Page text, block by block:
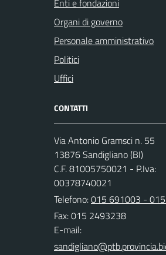
Enti e fondazioni
Organi di governo
Personale amministrativo
Politici
Uffici
CONTATTI
Via Antonio Gramsci n. 55
13876 Sandigliano (BI)
C.F. 81005750021 - P.Iva:
00378740021
Telefono:015 691003 -
Fax: 015 2493238
E-mail: